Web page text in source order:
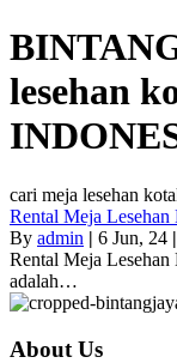
lesehan
cari meja lesehan
Rental Meja
By admin | 6 Jun, 24 |
Rental Meja
adalah…
About Us